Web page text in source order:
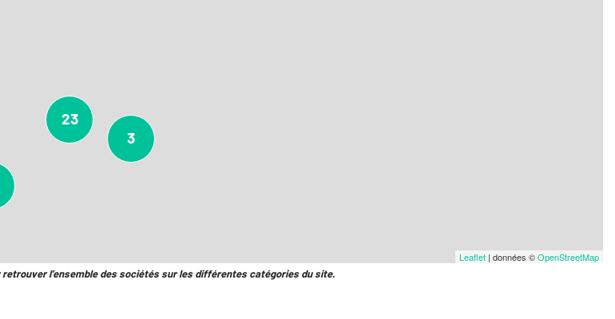
3
23
Leaflet | données ©OpenStreetMap
l’ensemble des sociétés sur les différentes catégories du site.